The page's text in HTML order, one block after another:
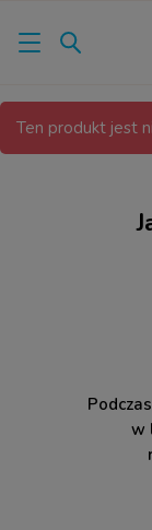
Ten produkt jest
w